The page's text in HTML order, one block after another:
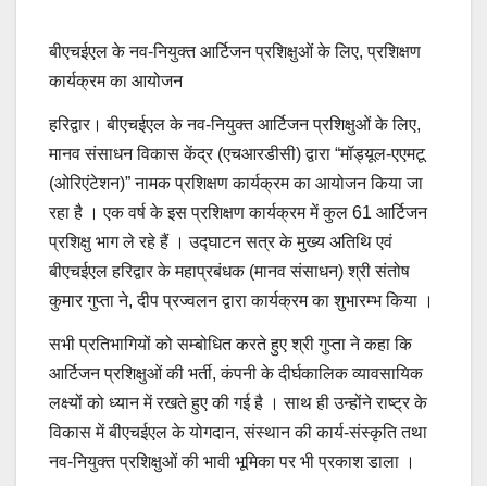
बीएचईएल के नव-नियुक्त आर्टिजन प्रशिक्षुओं के लिए, प्रशिक्षण
कार्यक्रम का आयोजन
हरिद्वार। बीएचईएल के नव-नियुक्त आर्टिजन प्रशिक्षुओं के लिए,
मानव संसाधन विकास केंद्र (एचआरडीसी) द्वारा “मॉड्यूल-एएमटू
(ओरिएंटेशन)” नामक प्रशिक्षण कार्यक्रम का आयोजन किया जा
रहा है । एक वर्ष के इस प्रशिक्षण कार्यक्रम में कुल 61 आर्टिजन
प्रशिक्षु भाग ले रहे हैं । उद्घाटन सत्र के मुख्य अतिथि एवं
बीएचईएल हरिद्वार के महाप्रबंधक (मानव संसाधन) श्री संतोष
कुमार गुप्ता ने, दीप प्रज्वलन द्वारा कार्यक्रम का शुभारम्भ किया ।
सभी प्रतिभागियों को सम्बोधित करते हुए श्री गुप्ता ने कहा कि
आर्टिजन प्रशिक्षुओं की भर्ती, कंपनी के दीर्घकालिक व्यावसायिक
लक्ष्यों को ध्यान में रखते हुए की गई है । साथ ही उन्होंने राष्ट्र के
विकास में बीएचईएल के योगदान, संस्थान की कार्य-संस्कृति तथा
नव-नियुक्त प्रशिक्षुओं की भावी भूमिका पर भी प्रकाश डाला ।